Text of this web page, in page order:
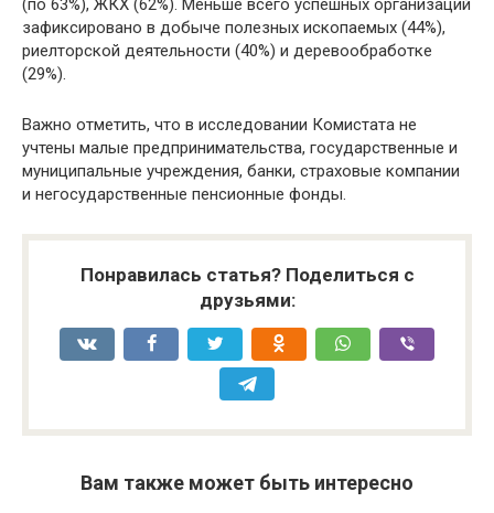
(по 63%), ЖКХ (62%). Меньше всего успешных организаций
зафиксировано в добыче полезных ископаемых (44%),
риелторской деятельности (40%) и деревообработке
(29%).
Важно отметить, что в исследовании Комистата не
учтены малые предпринимательства, государственные и
муниципальные учреждения, банки, страховые компании
и негосударственные пенсионные фонды.
Понравилась статья? Поделиться с
друзьями:
Вам также может быть интересно